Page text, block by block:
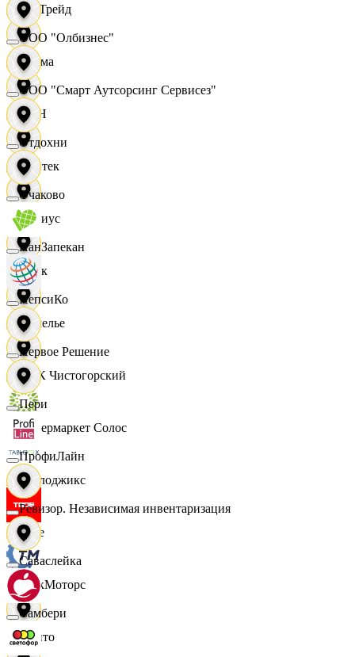
СетТрейд
Сигма
СИН
Синтек
Сириус
Смак
Сомелье
СПК Чистогорский
Супермаркет Солос
Таблоджикс
Твое
ТракМоторс
Фрито
ООО "Олбизнес"
ООО "Смарт Аутсорсинг Сервисез"
Отдохни
Очаково
ПанЗапекан
ПепсиКо
Первое Решение
Пери
ПрофиЛайн
Ревизор. Независимая инвентаризация
Саваслейка
Самбери